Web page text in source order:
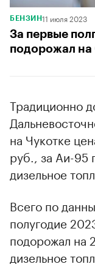
БЕНЗИН11 июля 2023
За первые
подорожал на
Традиционно
на Чукотке
руб., за Аи-95
дизельное
Всего по
полугодие
подорожал на
дизельное